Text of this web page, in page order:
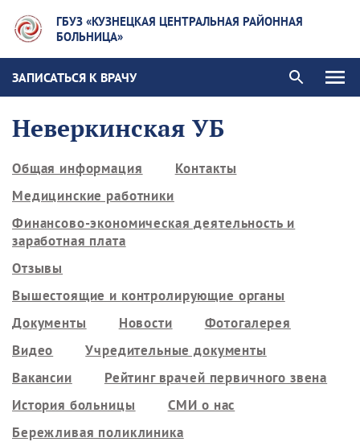
ГБУЗ «КУЗНЕЦКАЯ ЦЕНТРАЛЬНАЯ РАЙОННАЯ
БОЛЬНИЦА»
ЗАПИСАТЬСЯ К ВРАЧУ
Неверкинская УБ
Общая информация
Контакты
Медицинские работники
Финансово-экономическая деятельность и
заработная плата
Отзывы
Вышестоящие и контролирующие органы
Документы
Новости
Фотогалерея
Видео
Учредительные документы
Вакансии
Рейтинг врачей первичного звена
История больницы
СМИ о нас
Бережливая поликлиника